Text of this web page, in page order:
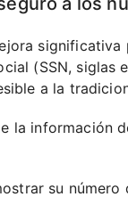
(SSN, siglas
a la
la información
su